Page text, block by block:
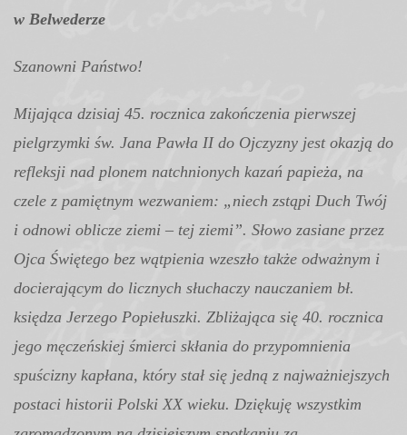
w Belwederze
Szanowni Państwo!
Mijająca dzisiaj 45. rocznica zakończenia pierwszej
pielgrzymki św. Jana Pawła II do Ojczyzny jest okazją do
refleksji nad plonem natchnionych kazań papieża, na
czele z pamiętnym wezwaniem: „niech zstąpi Duch Twój
i odnowi oblicze ziemi – tej ziemi”. Słowo zasiane przez
Ojca Świętego bez wątpienia wzeszło także odważnym i
docierającym do licznych słuchaczy nauczaniem bł.
księdza Jerzego Popiełuszki. Zbliżająca się 40. rocznica
jego męczeńskiej śmierci skłania do przypomnienia
spuścizny kapłana, który stał się jedną z najważniejszych
postaci historii Polski XX wieku. Dziękuję wszystkim